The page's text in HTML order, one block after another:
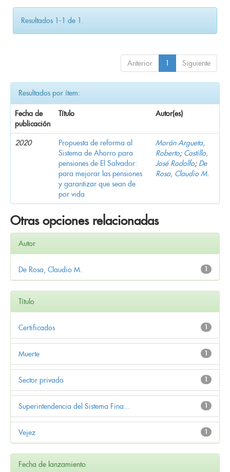
Resultados 1-1 de 1.
Anterior 1 Siguiente
Resultados por ítem:
Fecha de
publicación
Título Autor(es)
2020
Propuesta de reforma al
Sistema de Ahorro para
pensiones de El Salvador:
para mejorar las pensiones
y garantizar que sean de
por vida
Morán Argueta,
Roberto; Castillo,
José Rodolfo; De
Rosa, Claudio M.
Otras opciones relacionadas
Autor
1
De Rosa, Claudio M.
Título
1
Certificados
1
Muerte
1
Sector privado
1
Superintendencia del Sistema Fina...
1
Vejez
Fecha de lanzamiento